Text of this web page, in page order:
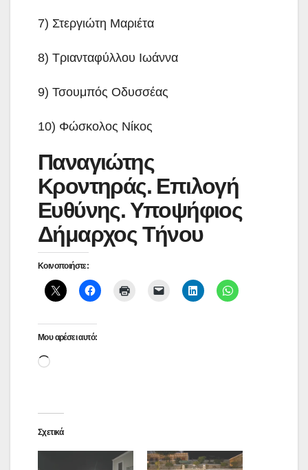
7) Στεργιώτη Μαριέτα
8) Τριανταφύλλου Ιωάννα
9) Τσουμπός Οδυσσέας
10) Φώσκολος Νίκος
Παναγιώτης
Κροντηράς. Επιλογή
Ευθύνης. Υποψήφιος
Δήμαρχος Τήνου
Κοινοποιήστε:
Μου αρέσει αυτό:
Loading…
Σχετικά